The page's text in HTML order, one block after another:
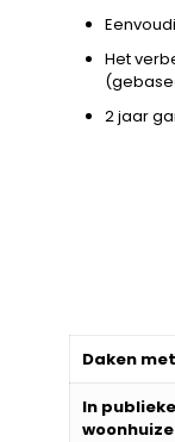
Het
2 jaar
Daken
In